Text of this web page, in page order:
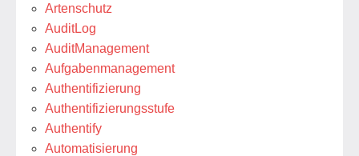
Artenschutz
AuditLog
AuditManagement
Aufgabenmanagement
Authentifizierung
Authentifizierungsstufe
Authentify
Automatisierung